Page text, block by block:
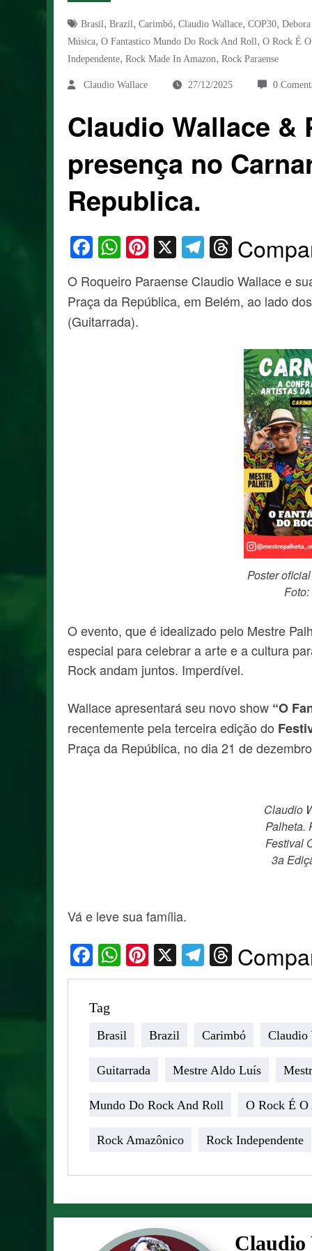
Brasil, Brazil, Carimbó, Claudio Wallace, COP30,
Música, O Fantastico Mundo Do Rock And Roll, O Rock É
Independente, Rock Made In Amazon, Rock Paraense
Claudio Wallace 27/12/2025 0
Claudio Wallace &
presença no
Republica.
Facebook
WhatsApp
Pinterest
X Telegram
O Roqueiro Paraense Claudio Wallace e
Praça da República, em Belém, ao lado
(Guitarrada).
Poster
O evento, que é idealizado pelo Mestre
especial para celebrar a arte e a cultura
Rock andam juntos. Imperdível.
Wallace apresentará seu novo show “O
recentemente pela terceira edição do
Praça da República, no dia 21 de
Claudio
Palheta.
Festival
3a
Vá e leve sua família.
Facebook
WhatsApp
Pinterest
X Telegram
Tag
Brasil Brazil Carimbó Claudio
Guitarrada Mestre Aldo Luís
Mundo Do Rock And Roll O Rock É
Rock Amazônico Rock Independente
Claudio